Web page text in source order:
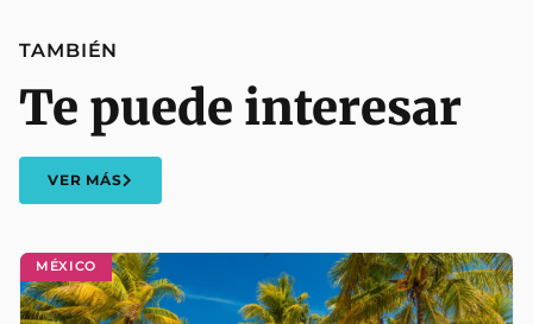
MÉXICO
TAMBIÉN
Te puede interesar
VER MÁS